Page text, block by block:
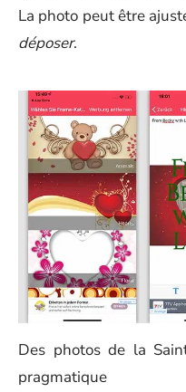
La photo peut être
déposer.
Des photos de la
pragmatique